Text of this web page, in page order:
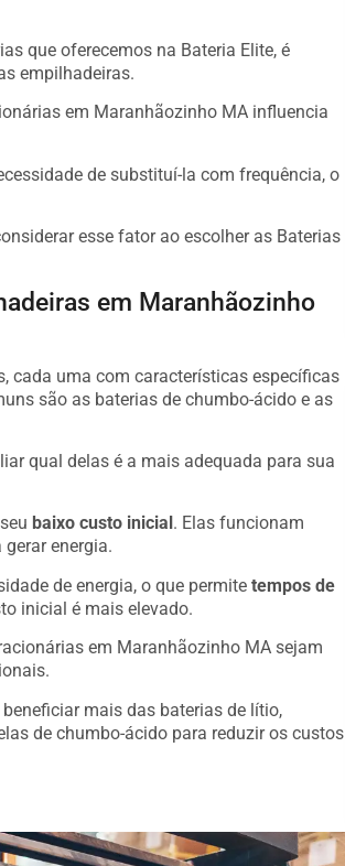
que oferecemos na Bateria Elite, é
empilhadeiras.
em Maranhãozinho MA influencia
de substituí-la com frequência, o
esse fator ao escolher as Baterias
em Maranhãozinho
cada uma com características específicas
são as baterias de chumbo-ácido e as
qual delas é a mais adequada para sua
baixo custo inicial . Elas funcionam
energia.
de energia, o que permite tempos de
inicial é mais elevado.
em Maranhãozinho MA sejam
mais das baterias de lítio,
de chumbo-ácido para reduzir os custos